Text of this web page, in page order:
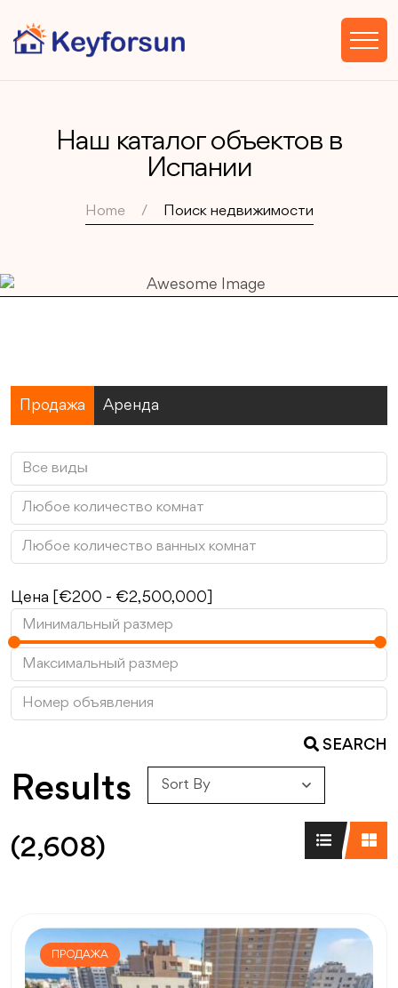
Наш каталог объектов в
Испании
Home Поиск недвижимости
Продажа Аренда
Цена [ €200 - €2,500,000
SEARCH
Results
(2,608)
Sort By
ПРОДАЖА